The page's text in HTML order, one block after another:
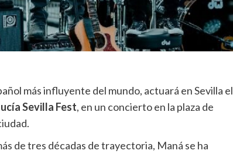
más influyente del mundo, actuará en Sevilla el
Sevilla Fest, en un concierto en la plaza de
de tres décadas de trayectoria, Maná se ha